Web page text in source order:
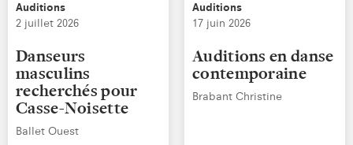
Auditions
2 juillet 2026
Danseurs
masculins
recherchés pour
Casse-Noisette
Ballet Ouest
Auditions
17 juin 2026
Auditions en danse
contemporaine
Brabant Christine